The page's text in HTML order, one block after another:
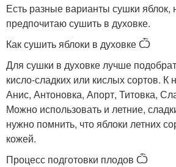
Есть разные варианты сушки яблок,
предпочитаю сушить в духовке.
Как сушить яблоки в духовке Ѽ
Для сушки в духовке лучше
кисло-сладких или кислых сортов. К
Анис, Антоновка, Апорт, Титовка,
Можно использовать и летние,
нужно помнить, что яблоки летних
кожей.
Процесс подготовки плодов Ѽ